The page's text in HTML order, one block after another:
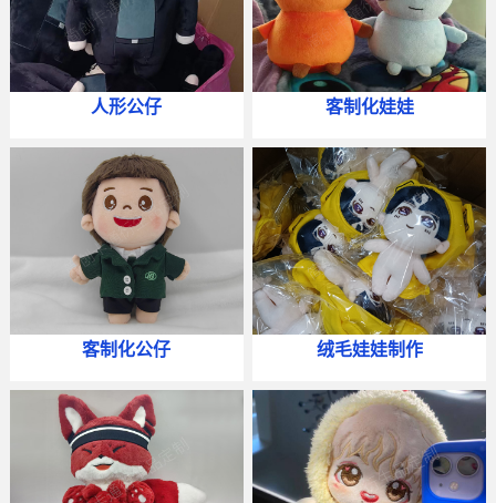
人形公仔 客制化娃娃
客制化公仔 绒毛娃娃制作